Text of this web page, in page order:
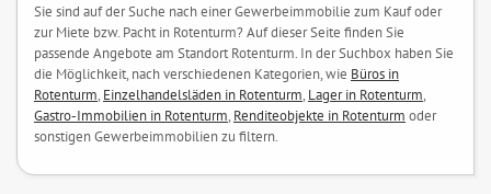
Sie sind auf der Suche nach einer Gewerbeimmobilie zum Kauf oder
zur Miete bzw. Pacht in Rotenturm? Auf dieser Seite finden Sie
passende Angebote am Standort Rotenturm. In der Suchbox haben Sie
die Möglichkeit, nach verschiedenen Kategorien, wie Büros in
Rotenturm, Einzelhandelsläden in Rotenturm, Lager in Rotenturm,
Gastro-Immobilien in Rotenturm, Renditeobjekte in Rotenturm oder
sonstigen Gewerbeimmobilien zu filtern.